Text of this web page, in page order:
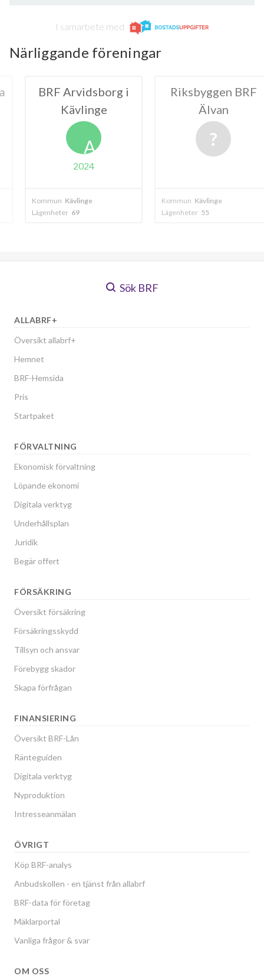
I samarbete med
Närliggande föreningar
i
Riksbyggen BRF
Kommun Kommun
Sök BRF
ALLABRF+
Översikt allabrf+
Hemnet
BRF-Hemsida
Pris
Startpaket
FÖRVALTNING
Ekonomisk förvaltning
Löpande ekonomi
Digitala verktyg
Underhållsplan
Juridik
Begär offert
FÖRSÄKRING
Översikt försäkring
Försäkringsskydd
Tillsyn och ansvar
Förebygg skador
Skapa förfrågan
FINANSIERING
Översikt BRF-Lån
Ränteguiden
Digitala verktyg
Nyproduktion
Intresseanmälan
ÖVRIGT
Köp BRF-analys
Anbudskollen - en tjänst från allabrf
BRF-data för företag
Mäklarportal
Vanliga frågor & svar
OM OSS